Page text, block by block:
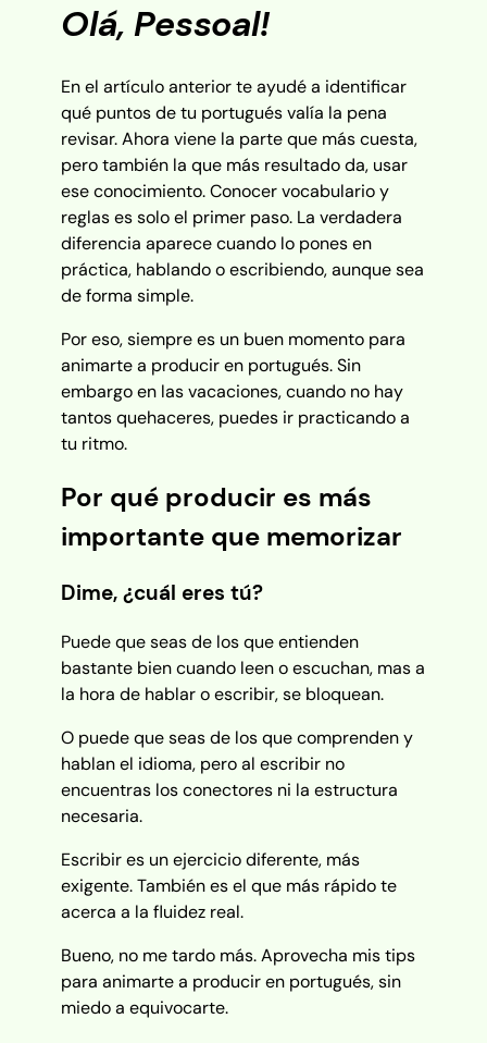
Olá, Pessoal!
En el artículo anterior te ayudé a identificar
qué puntos de tu portugués valía la pena
revisar. Ahora viene la parte que más cuesta,
pero también la que más resultado da, usar
ese conocimiento. Conocer vocabulario y
reglas es solo el primer paso. La verdadera
diferencia aparece cuando lo pones en
práctica, hablando o escribiendo, aunque sea
de forma simple.
Por eso, siempre es un buen momento para
animarte a producir en portugués. Sin
embargo en las vacaciones, cuando no hay
tantos quehaceres, puedes ir practicando a
tu ritmo.
Por qué producir es más
importante que memorizar
Dime, ¿cuál eres tú?
Puede que seas de los que entienden
bastante bien cuando leen o escuchan, mas a
la hora de hablar o escribir, se bloquean.
O puede que seas de los que comprenden y
hablan el idioma, pero al escribir no
encuentras los conectores ni la estructura
necesaria.
Escribir es un ejercicio diferente, más
exigente. También es el que más rápido te
acerca a la fluidez real.
Bueno, no me tardo más. Aprovecha mis tips
para animarte a producir en portugués, sin
miedo a equivocarte.